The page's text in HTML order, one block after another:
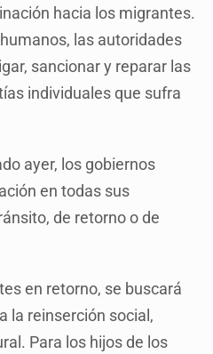
hacia los migrantes.
las autoridades
sancionar y reparar las
individuales que sufra
ayer, los gobiernos
en todas sus
de retorno o de
en retorno, se buscará
la reinserción social,
Para los hijos de los